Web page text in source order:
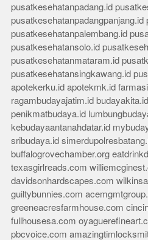
pusatkesehatanpadang.id
pusatkesehatanpadangpanjang.id
pusatkesehatanpalembang.id
pusatkesehatansolo.id
pusatkesehatanmataram.id
pusatkesehatansingkawang.id
apotekerku.id apotekmk.id
ragambudayajatim.id budayakita.id
penikmatbudaya.id
kebudayaantanahdatar.id
sribudaya.id
buffalogrovechamber.org
texasgirlreads.com
davidsonhardscapes.com
guiltybunnies.com
greeneacresfarmhouse.com
fullhousesa.com
pbcvoice.com